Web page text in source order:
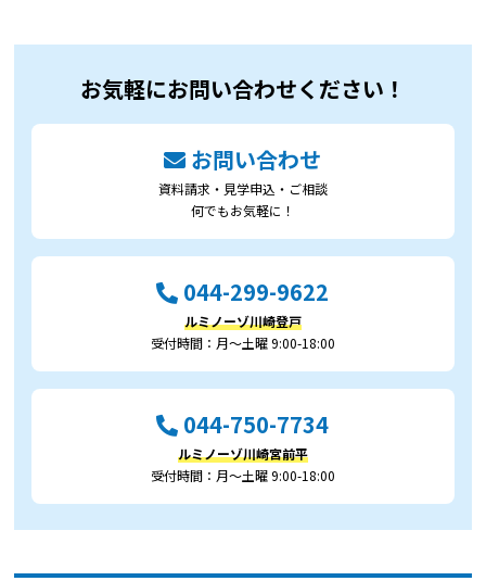
お気軽にお問い合わせください！
お問い合わせ
資料請求・見学申込・ご相談
何でもお気軽に！
044-299-9622
ルミノーゾ川崎登戸
受付時間：月～土曜 9:00-18:00
044-750-7734
ルミノーゾ川崎宮前平
受付時間：月～土曜 9:00-18:00